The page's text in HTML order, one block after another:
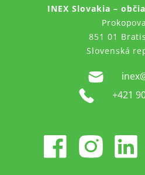
INEX Slovakia –
851 01
Slovenská
+421